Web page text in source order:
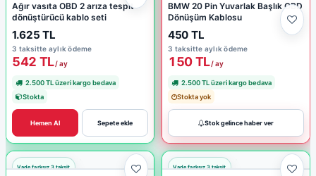
Ağır vasıta OBD 2 arıza tespit
dönüştürücü kablo seti
1.625 TL
3 taksitte aylık ödeme
542 TL/ ay
2.500 TL üzeri kargo bedava
Stokta
Sepete ekle
Hemen Al
BMW 20 Pin Yuvarlak Başlık OBD
Dönüşüm Kablosu
450 TL
3 taksitte aylık ödeme
150 TL/ ay
2.500 TL üzeri kargo bedava
Stokta yok
Stok gelince haber ver